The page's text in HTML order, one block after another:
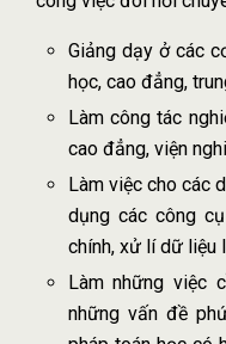
Giảng dạy ở các
học, cao đẳng,
Làm công tác
cao đẳng, viện
Làm việc cho các
dụng các công
chính, xử lí dữ liệu
Làm những việc
những vấn đề